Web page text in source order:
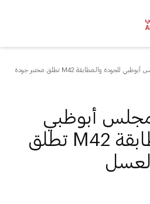
بالتعاون مع مجلس أبوظبي للجودة والمطابقة M42 تطلق مختبر جودة
أبوظبي
للجودة والمطابقة M42 تطلق